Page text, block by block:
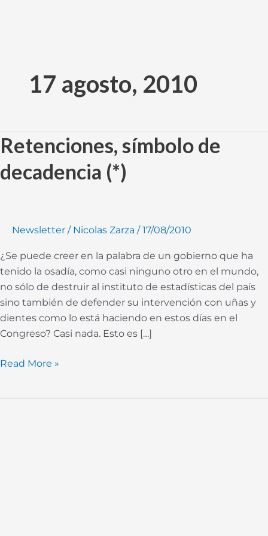
contenido17 agosto, 2010
Retenciones, símbolo de
decadencia (*)
Newsletter / Nicolas Zarza /17/08/2010
¿Se puede creer en la palabra de un gobierno que ha
tenido la osadía, como casi ninguno otro en el mundo,
no sólo de destruir al instituto de estadísticas del país
sino también de defender su intervención con uñas y
dientes como lo está haciendo en estos días en el
Congreso? Casi nada. Esto es […]
Retenciones,
símbolo
de
Read More »